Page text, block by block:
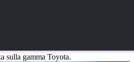
BI AUTO
sulla gamma Toyota.